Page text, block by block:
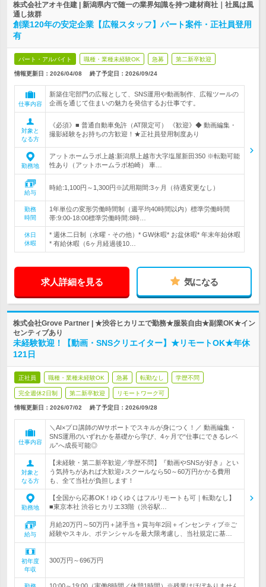
株式会社アオキ住建 | 新潟県内で随一の業界知識を持つ建材商社｜社風は風
通し抜群
創業120年の安定企業【広報スタッフ】パート案件・正社員登用
有
パート・アルバイト 職種・業種未経験OK 急募 第二新卒歓迎
情報更新日：2026/04/08 終了予定日： 2026/09/24
仕事内容
新築住宅部門の広報として、SNS運用や動画制作、広報ツールの
企画を通じて住まいの魅力を発信するお仕事です。
対象と
なる方
《必須》■ 普通自動車免許（AT限定可） 《歓迎》◆ 動画編集・
撮影経験をお持ちの方歓迎！★正社員登用制度あり
勤務地
アットホームラボ上越:新潟県上越市大字塩屋新田350 ※転勤可能
性あり（アットホームラボ柏崎） 車…
給与
時給:1,100円～1,300円※試用期間:3ヶ月（待遇変更なし）
勤務
時間
1年単位の変形労働時間制（週平均40時間以内）標準労働時間
帯:9:00-18:00標準労働時間:8時…
休日
休暇
* 週休二日制（水曜・その他）* GW休暇* お盆休暇* 年末年始休暇
* 有給休暇（6ヶ月経過後10…
求人詳細を見る 気になる
株式会社Grove Partner | ★渋谷ヒカリエで勤務★服装自由★副業OK★イン
センティブあり
未経験歓迎！【動画・SNSクリエイター】★リモートOK★年休
121日
正社員 職種・業種未経験OK 急募 転勤なし 学歴不問
完全週休2日制 第二新卒歓迎 リモートワーク可
情報更新日：2026/07/02 終了予定日： 2026/09/28
仕事内容
＼AI×プロ講師のWサポートでスキルが身につく！／ 動画編集・
SNS運用のいずれかを基礎から学び、4ヶ月で“仕事にできるレベ
ル”へ成長可能◎
対象と
なる方
【未経験・第二新卒歓迎／学歴不問】『動画やSNSが好き』とい
う気持ちがあれば大歓迎♪スクールなら50～60万円かかる費用
も、全て当社が負担します！
勤務地
【全国から応募OK！ゆくゆくはフルリモートも可｜転勤なし】
■東京本社 渋谷ヒカリエ33階（渋谷駅…
給与
月給20万円～50万円＋諸手当＋賞与年2回＋インセンティブ※ご
経験やスキル、ポテンシャルを最大限考慮し、当社規定に基…
初年度
年収
300万円～696万円